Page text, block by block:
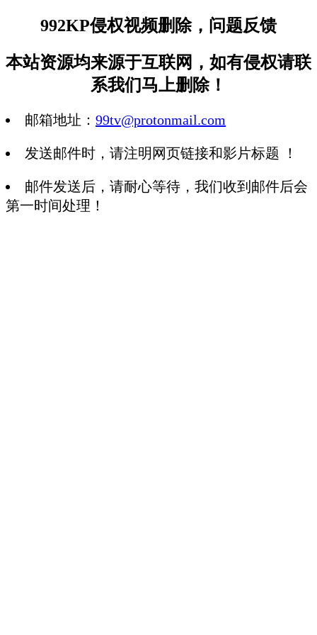
992KP侵权视频删除，问题反馈
本站资源均来源于互联网，如有侵权请联
系我们马上删除！
邮箱地址： 99tv@protonmail.com
发送邮件时，请注明网页链接和影片标题 ！
邮件发送后，请耐心等待，我们收到邮件后会
第一时间处理！